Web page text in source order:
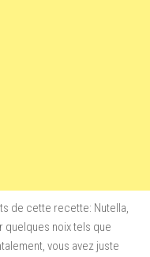
de cette recette: Nutella,
quelques noixtels que
vous avez juste